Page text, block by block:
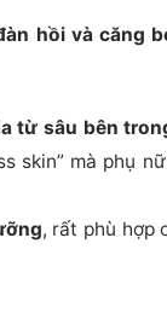
hồi và căng
từ sâu bên
skin” mà phụ
, rất phù hợp